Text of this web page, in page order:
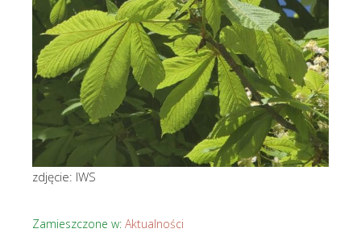
zdjęcie: IWS
Zamieszczone w: Aktualności